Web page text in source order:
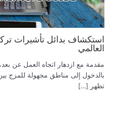
استكشاف بدائل تأشيرات
العالمي
مقدمة مع ازدهار اتجاه العمل عن
بالدخول إلى مناطق مجهولة للمزج بين
تظهر […]